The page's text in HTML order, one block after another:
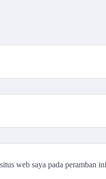
web saya pada peramban